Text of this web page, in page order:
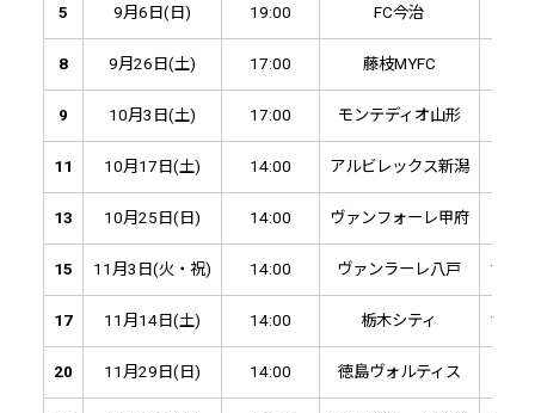
5 9月6日(日) 19:00 FC今治
8 9月26日(土) 17:00 藤枝MYFC
9 10月3日(土) 17:00 モンテディオ山形
11 10月17日(土) 14:00 アルビレックス新潟
13 10月25日(日) 14:00 ヴァンフォーレ甲府
15 11月3日(火・祝) 14:00 ヴァンラーレ八戸 10月
17 11月14日(土) 14:00 栃木シティ 10月
20 11月29日(日) 14:00 徳島ヴォルティス